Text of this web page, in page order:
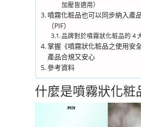
加壓皆適用）
噴霧化粧品也可以同步納入產
（PIF）
品牌對於噴霧狀化粧品的 4
掌握《噴霧狀化粧品之使用安
產品合規又安心
參考資料
什麼是噴霧狀化粧